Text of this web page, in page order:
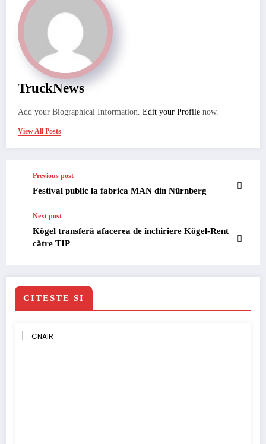
TruckNews
Add your Biographical Information. Edit your Profile now.
View All Posts
Previous post
Festival public la fabrica MAN din Nürnberg
Next post
Kögel transferă afacerea de închiriere Kögel-Rent
către TIP
CITESTE SI